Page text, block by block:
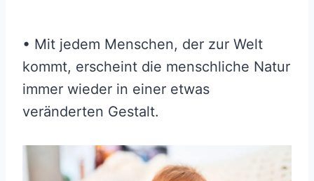
• Mit jedem Menschen, der zur Welt
kommt, erscheint die menschliche Natur
immer wieder in einer etwas
veränderten Gestalt.